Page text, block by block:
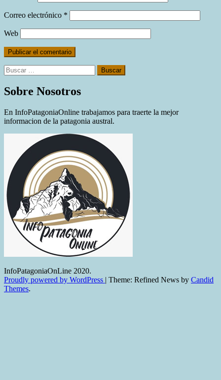
Correo electrónico *
Web
Buscar:
Sobre Nosotros
En InfoPatagoniaOnline trabajamos para traerte la mejor
informacion de la patagonia austral.
InfoPatagoniaOnLine 2020.
Proudly powered by WordPress | Theme: Refined News by Candid
Themes.